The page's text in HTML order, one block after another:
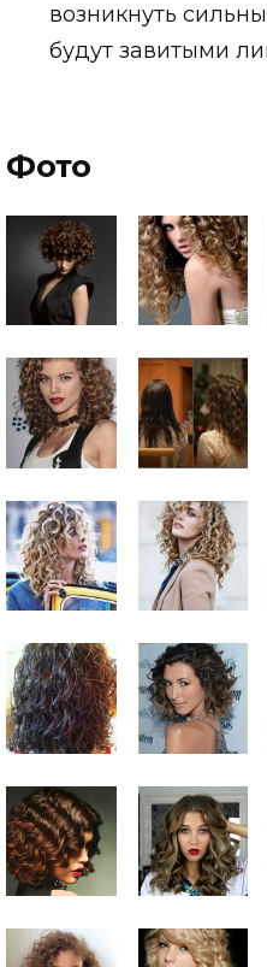
возникнуть
будут завитыми
Фото